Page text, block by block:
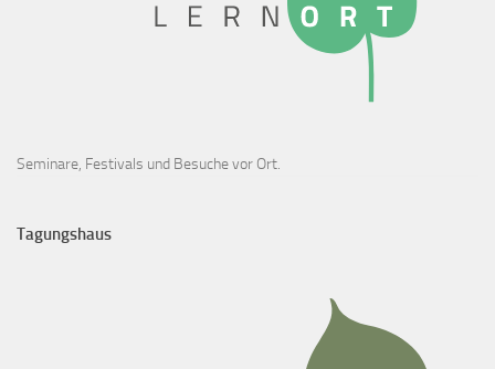
Seminare, Festivals und Besuche vor Ort.
Tagungshaus